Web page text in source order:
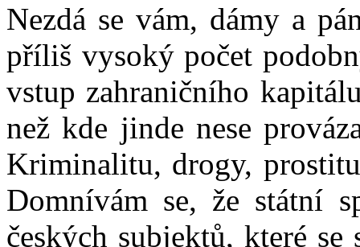
Nezdá se vám, dámy a
příliš vysoký počet
vstup zahraničního
než kde jinde nese
Kriminalitu, drogy,
Domnívám se, že státní
českých subjektů, které